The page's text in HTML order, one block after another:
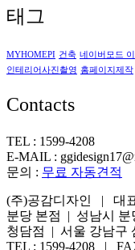
태그
MYHOMEPI 건축 네이버모드
인테리어사진촬영 홈페이지제작
Contacts
TEL : 1599-4208
E-MAIL :
문의 : 무료 자동견적
(주)공감디자인 | 대
분당 본점 | 성남시 분
청담점 | 서울 강남구
TEL : 1599-4208 |